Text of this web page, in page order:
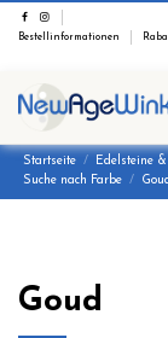
Bestellinformationen
Startseite Edelsteine
Suche nach Farbe
Goud